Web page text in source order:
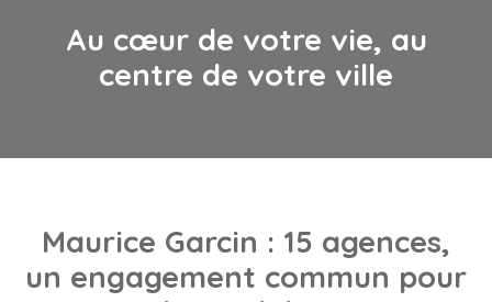
Au cœur de votre vie, au
centre de votre ville
Maurice Garcin : 15 agences,
un engagement commun pour